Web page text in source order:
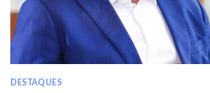
DESTAQUES